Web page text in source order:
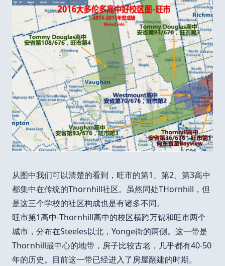
从图中我们可以清楚的看到，旺市的第1、第2、第3高中
都集中在传统的Thornhill社区。虽然同处THornhill，但
是这三个学校的社区构成也是有诸多不同。
旺市第1高中-Thornhill高中的校区横跨万锦和旺市两个
城市，分布在Steeles以北，Yonge街的两侧。这一带是
Thornhill最中心的地带，房子比较古老，几乎都有40-50
年的历史。目前这一带已经进入了房屋翻建的时期。